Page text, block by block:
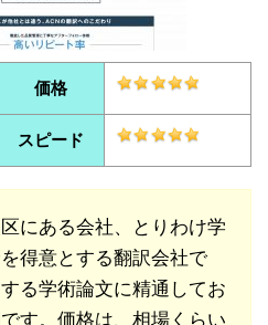
価格
スピード
にある会社、とりわけ学
得意とする翻訳会社で
る学術論文に精通してお
す。価格は、相場くらい